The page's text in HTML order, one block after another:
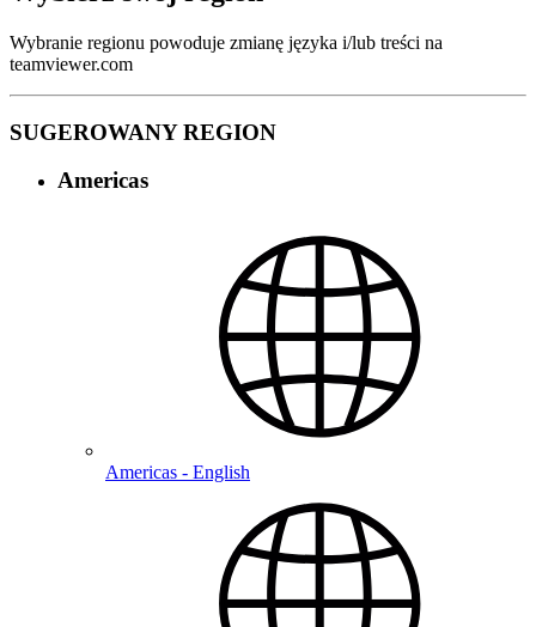
Wybranie regionu powoduje zmianę języka i/lub treści na
teamviewer.com
SUGEROWANY REGION
Americas
Americas - English